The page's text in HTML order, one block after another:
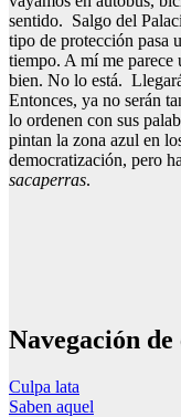
sentido. Salgo del
tipo de protección pasa
tiempo. A mí me parece
bien. No lo está.
Entonces, ya no serán
lo ordenen con sus
pintan la zona azul en
democratización, pero
sacaperras.
Navegación
Culpa lata
Saben aquel